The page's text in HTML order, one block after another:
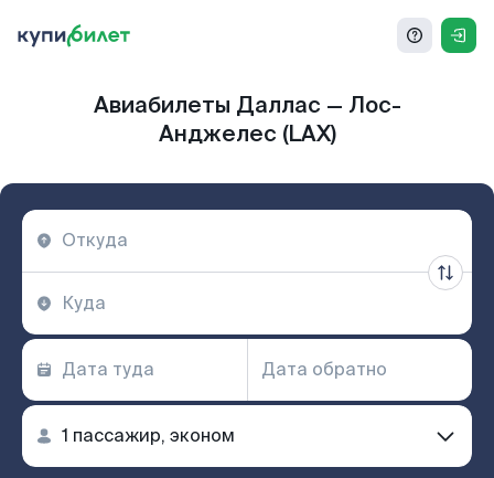
Авиабилеты Даллас — Лос-
Анджелес (LAX)